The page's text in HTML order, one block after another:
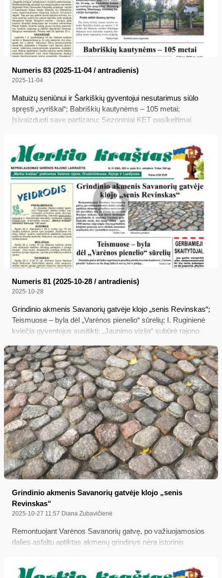
Numeris 83 (2025-11-04 / antradienis)
2025-11-04
Matuizų seniūnui ir Šarkiškių gyventojui nesutarimus siūlo
spręsti „vyriškai“; Babriškių kautynėms – 105 metai;
Įsivaizduoti save partizanu; Sezoniniai KET pasikeitimai
prasideda žieminių padangų sezonas; Žemės mokestį reikia
sumokėti iki lapkričio 17 d.; Čia teatras išlieka gyvas
Numeris 81 (2025-10-28 / antradienis)
2025-10-28
Grindinio akmenis Savanorių gatvėje klojo „senis Revinskas“;
Teismuose – byla dėl „Varėnos pienelio“ sūrelių; I. Ruginienė
kviečia gyventojus susitikti; „Jaunimo vizija“ subūrė rajono
Grindinio akmenis Savanorių gatvėje klojo „senis
Revinskas“
2025-10-27 11:57 Diana Zubavičienė
Remontuojant Varėnos Savanorių gatvę, po važiuojamosios
dalies asfaltu aptiktas akmenų grindinys nėra istorinis
tiesiamas geležinkelis ir statoma Varėnos geležinkelio stotis,
bet daug vėliau – apie 1950 metus; taip teigia visą tą grindinio